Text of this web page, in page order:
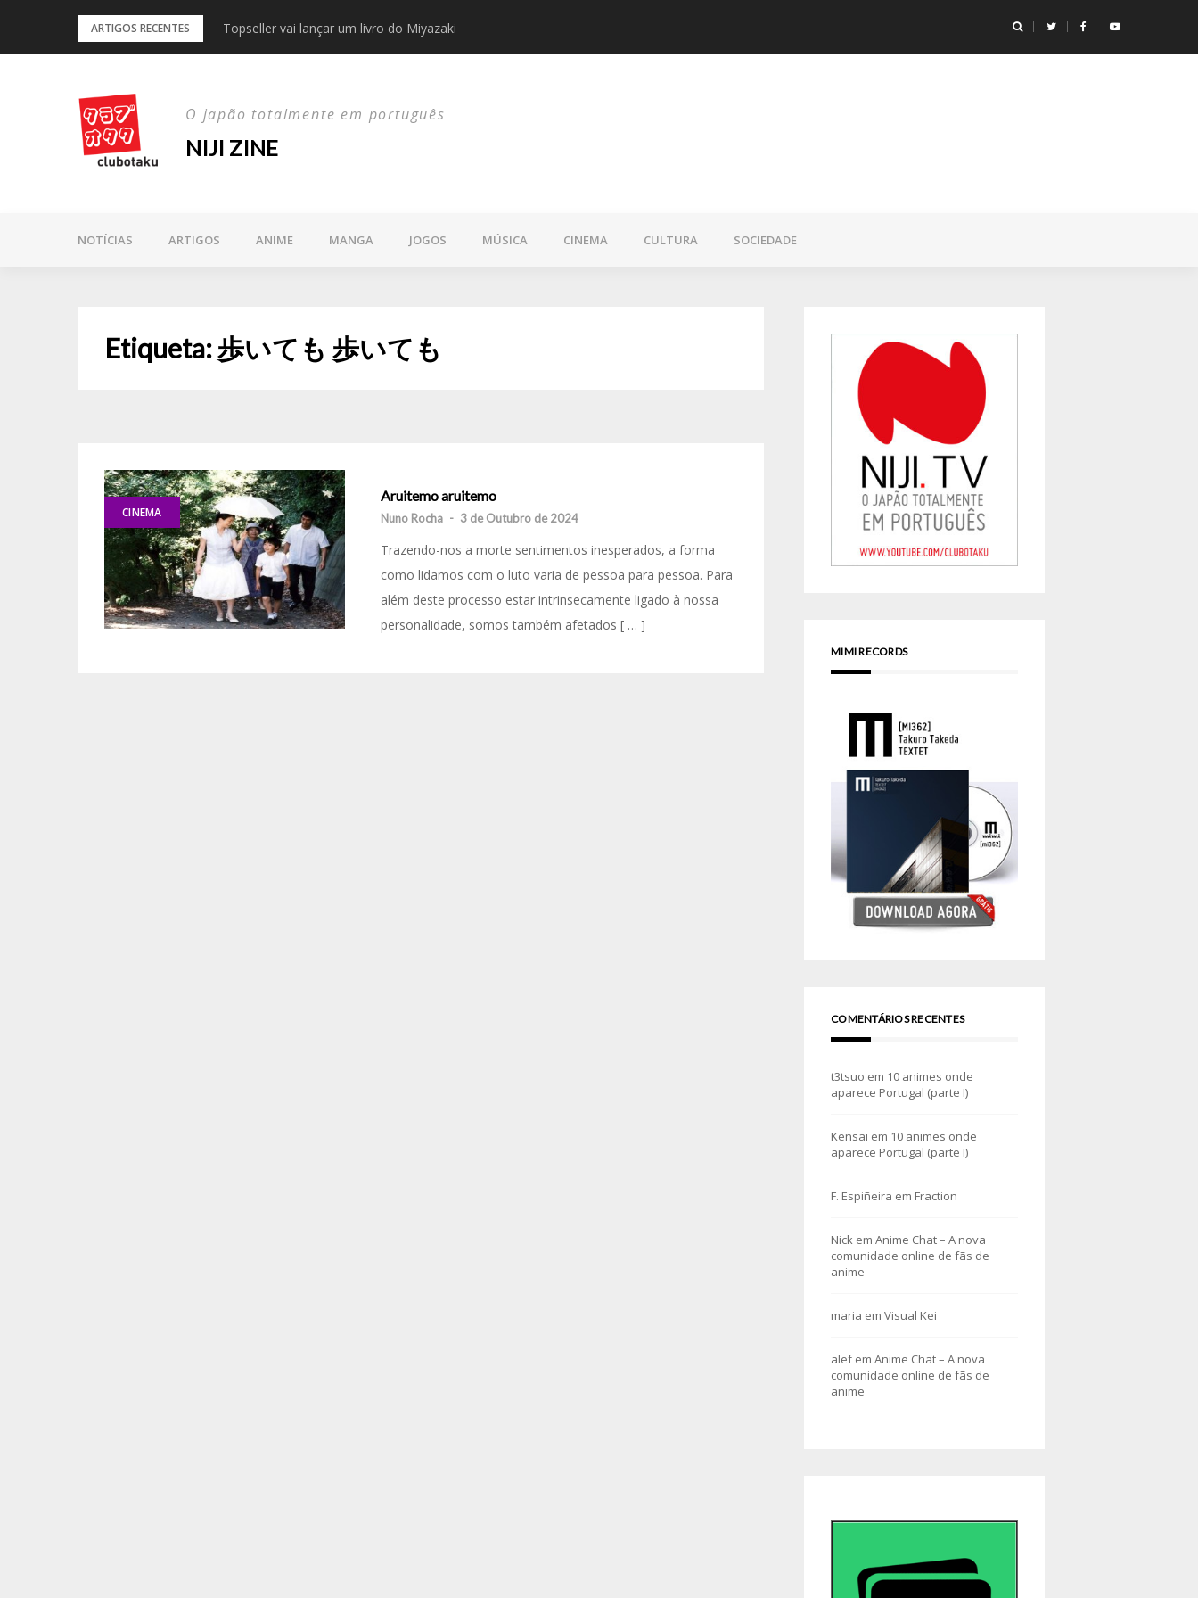
ARTIGOS RECENTES Topseller vai lançar um livro do Miyazaki
Keigo Higashino deixou-nos aos 68 anos
O japão totalmente em português
NIJI ZINE
NOTÍCIAS ARTIGOS ANIME MANGA JOGOS MÚSICA CINEMA CULTURA SOCIEDADE
Etiqueta:歩いても 歩いても
CINEMA
Aruitemo aruitemo
Nuno Rocha - 3 de Outubro de 2024
Trazendo-nos a morte sentimentos inesperados, a forma
como lidamos com o luto varia de pessoa para pessoa. Para
além deste processo estar intrinsecamente ligado à nossa
personalidade, somos também afetados [ … ]
MIMI RECORDS
COMENTÁRIOS RECENTES
t3tsuo em 10 animes onde
aparece Portugal (parte I)
Kensai em 10 animes onde
aparece Portugal (parte I)
F. Espiñeira em Fraction
Nick em Anime Chat – A nova
comunidade online de fãs de
anime
maria em Visual Kei
alefem Anime Chat – A nova
comunidade online de fãs de
anime